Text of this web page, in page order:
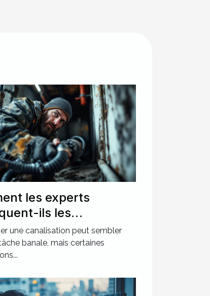
les experts
ils les
les plus
?
une canalisation peut sembler
banale, mais certaines